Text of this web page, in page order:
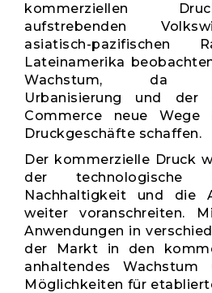
kommerziellen
aufstrebenden
asiatisch-
Lateinamerika
Wachstum, da
Urbanisierung und
Commerce neue Wege
Druckgeschäfte schaffen.
Der kommerzielle Druck
der technologische
Nachhaltigkeit und die
weiter voranschreiten.
Anwendungen in
der Markt in den
anhaltendes
Möglichkeiten für